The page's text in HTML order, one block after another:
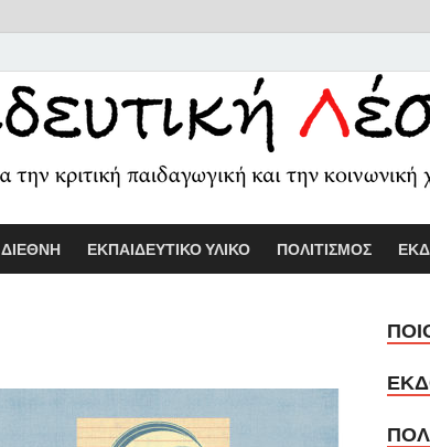
ΔΙΕΘΝΗ ΕΚΠΑΙΔΕΥΤΙΚΟ ΥΛΙΚΟ ΠΟΛΙΤΙΣΜΟΣ